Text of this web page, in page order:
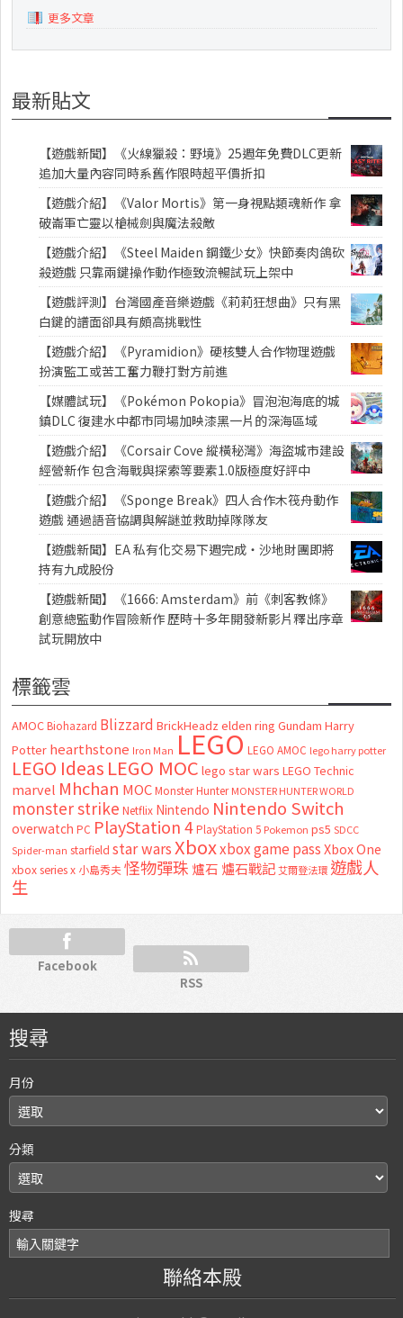
更多文章
最新貼文
【遊戲新聞】《火線獵殺：野境》25週年免費DLC更新
追加大量內容同時系舊作限時超平價折扣
【遊戲介紹】《Valor Mortis》第一身視點類魂新作 拿
破崙軍亡靈以槍械劍與魔法殺敵
【遊戲介紹】《Steel Maiden 鋼鐵少女》快節奏肉鴿砍
殺遊戲 只靠兩鍵操作動作極致流暢試玩上架中
【遊戲評測】台灣國產音樂遊戲《莉莉狂想曲》只有黑
白鍵的譜面卻具有頗高挑戰性
【遊戲介紹】《Pyramidion》硬核雙人合作物理遊戲
扮演監工或苦工奮力鞭打對方前進
【媒體試玩】《Pokémon Pokopia》冒泡泡海底的城
鎮DLC 復建水中都市同場加映漆黑一片的深海區域
【遊戲介紹】《Corsair Cove 縱橫秘灣》海盜城市建設
經營新作 包含海戰與探索等要素1.0版極度好評中
【遊戲介紹】《Sponge Break》四人合作木筏舟動作
遊戲 通過語音協調與解謎並救助掉隊隊友
【遊戲新聞】EA 私有化交易下週完成・沙地財團即將
持有九成股份
【遊戲新聞】《1666: Amsterdam》前《刺客教條》
創意總監動作冒險新作 歷時十多年開發新影片釋出序章
試玩開放中
標籤雲
AMOC Biohazard Blizzard BrickHeadz elden ring Gundam Harry
Potter hearthstone Iron Man LEGO LEGO AMOC lego harry potter
LEGO Ideas LEGO MOC lego star wars LEGO Technic
marvel Mhchan MOC Monster Hunter MONSTER HUNTER WORLD
monster strike Netflix Nintendo Nintendo Switch
overwatch PC PlayStation 4 PlayStation 5 Pokemon ps5 SDCC
Spider-man starfield star warsXboxxbox game passXbox One
xbox series x 小島秀夫怪物彈珠 爐石 爐石戰記艾爾登法環 遊戲人
生
Facebook
RSS
搜尋
月份
分類
搜尋
聯絡本殿